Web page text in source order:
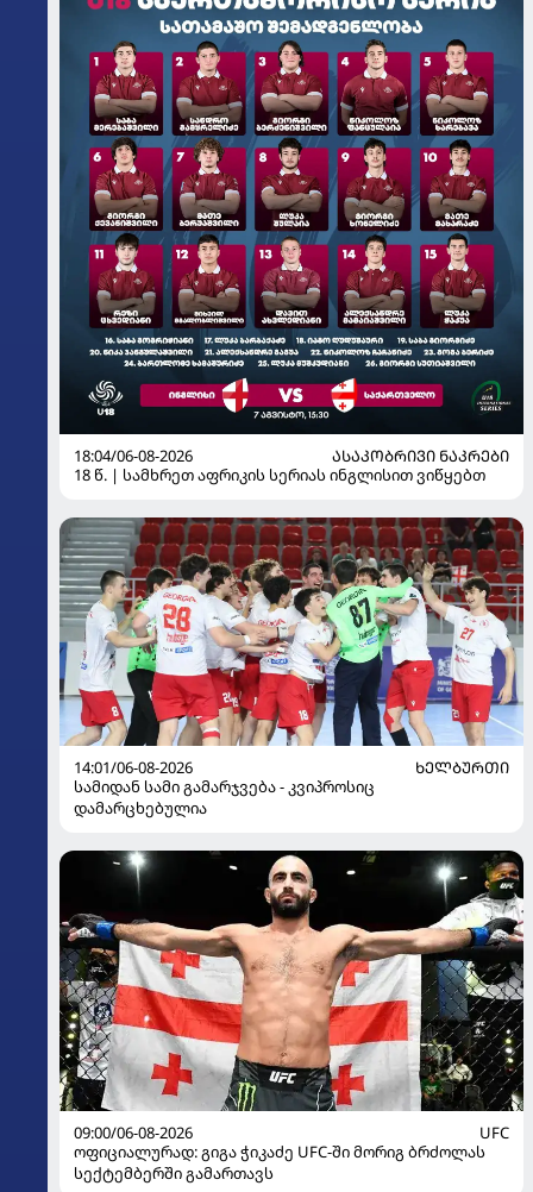
18:04/06-08-2026
ᲐᲡᲐᲙᲝᲑᲠᲘᲕᲘ ᲜᲐᲙᲠᲔᲑᲘ
18 წ. | სამხრეთ აფრიკის სერიას ინგლისით ვიწყებთ
14:01/06-08-2026
ᲮᲔᲚᲑᲣᲠᲗᲘ
სამიდან სამი გამარჯვება - კვიპროსიც
დამარცხებულია
09:00/06-08-2026
UFC
ოფიციალურად: გიგა ჭიკაძე UFC-ში მორიგ ბრძოლას
სექტემბერში გამართავს